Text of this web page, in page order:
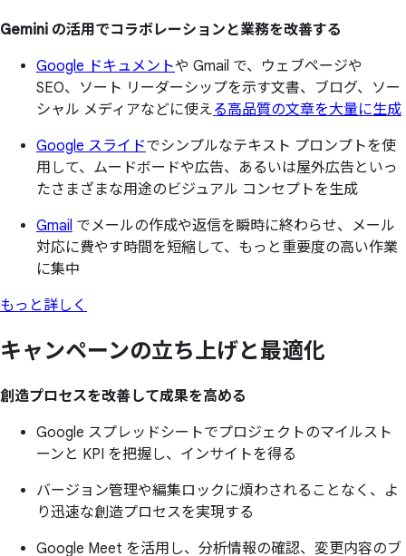
Gemini の活用でコラボレーションと業務を改善する
Google ドキュメントや Gmail で、ウェブページや
SEO、ソート リーダーシップを示す文書、ブログ、ソー
シャル メディアなどに使える高品質の文章を大量に生成
Google スライドでシンプルなテキスト プロンプトを使
用して、ムードボードや広告、あるいは屋外広告といっ
たさまざまな用途のビジュアル コンセプトを生成
Gmail でメールの作成や返信を瞬時に終わらせ、メール
対応に費やす時間を短縮して、もっと重要度の高い作業
に集中
もっと詳しく
キャンペーンの立ち上げと最適化
創造プロセスを改善して成果を高める
Google スプレッドシートでプロジェクトのマイルスト
ーンと KPI を把握し、インサイトを得る
バージョン管理や編集ロックに煩わされることなく、よ
り迅速な創造プロセスを実現する
Google Meet を活用し、分析情報の確認、変更内容のブ